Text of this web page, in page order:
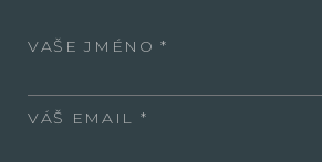
VAŠE JMÉNO
VÁŠ EMAIL